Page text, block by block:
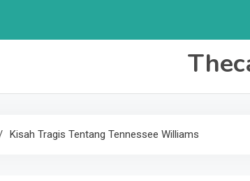
Kisah Tragis Tentang Tennessee Williams